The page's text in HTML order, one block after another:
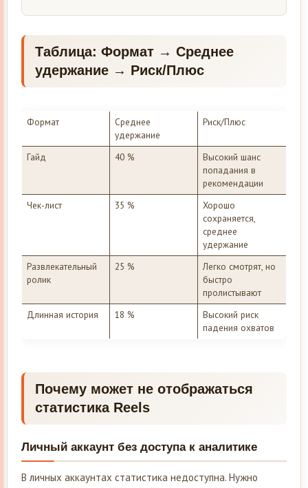
Таблица: Формат → Среднее
удержание → Риск/Плюс
Формат
Среднее
удержание
Риск/Плюс
Гайд 40 %
Высокий шанс
попадания в
рекомендации
Чек-лист
35 %
Хорошо
сохраняется,
среднее
удержание
Развлекательный
ролик
25 %
Легко смотрят, но
быстро
пролистывают
Длинная история
18 %
Высокий риск
падения охватов
Почему может не отображаться
статистика Reels
Личный аккаунт без доступа к аналитике
В личных аккаунтах статистика недоступна. Нужно